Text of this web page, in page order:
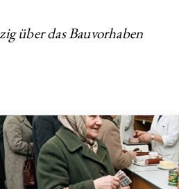
über das Bauvorhaben